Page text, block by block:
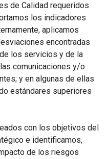
de Calidad requeridos
los indicadores
aplicamos
encontradas
los servicios y de la
comunicaciones y/o
y en algunas de ellas
estándares superiores
con los objetivos del
e identificamos,
de los riesgos